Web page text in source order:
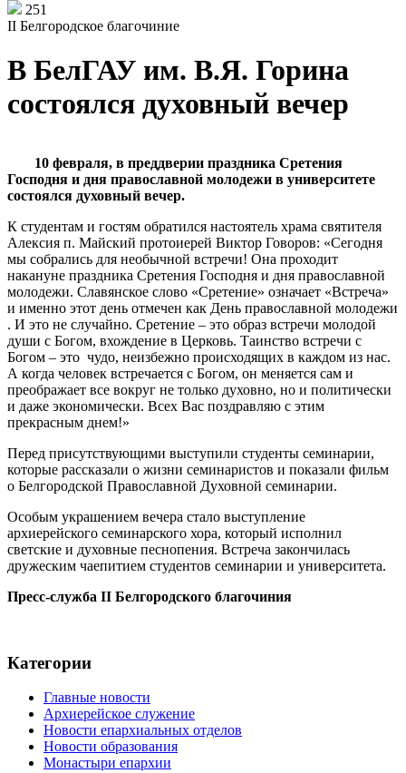
251
II Белгородское благочиние
В БелГАУ им. В.Я. Горина
состоялся духовный вечер
10 февраля, в преддверии праздника Сретения
Господня и дня православной молодежи в университете
состоялся духовный вечер.
К студентам и гостям обратился настоятель храма святителя
Алексия п. Майский протоиерей Виктор Говоров: «Сегодня
мы собрались для необычной встречи! Она проходит
накануне праздника Сретения Господня и дня православной
молодежи. Славянское слово «Сретение» означает «Встреча»
и именно этот день отмечен как День православной молодежи
. И это не случайно. Сретение – это образ встречи молодой
души с Богом, вхождение в Церковь. Таинство встречи с
Богом – это чудо, неизбежно происходящих в каждом из нас.
А когда человек встречается с Богом, он меняется сам и
преображает все вокруг не только духовно, но и политически
и даже экономически. Всех Вас поздравляю с этим
прекрасным днем!»
Перед присутствующими выступили студенты семинарии,
которые рассказали о жизни семинаристов и показали фильм
о Белгородской Православной Духовной семинарии.
Особым украшением вечера стало выступление
архиерейского семинарского хора, который исполнил
светские и духовные песнопения. Встреча закончилась
дружеским чаепитием студентов семинарии и университета.
Пресс-служба II Белгородского благочиния
Категории
Главные новости
Архиерейское служение
Новости епархиальных отделов
Новости образования
Монастыри епархии